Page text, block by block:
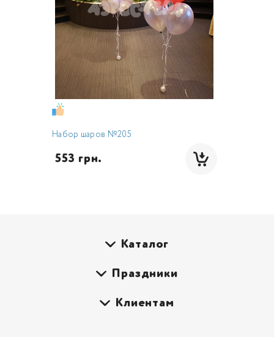
Набор шаров №205
553 грн.
Каталог
Праздники
Клиентам